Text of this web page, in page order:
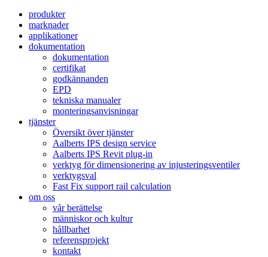
produkter
marknader
applikationer
dokumentation
dokumentation
certifikat
godkännanden
EPD
tekniska manualer
monteringsanvisningar
tjänster
Översikt över tjänster
Aalberts IPS design service
Aalberts IPS Revit plug-in
verktyg för dimensionering av injusteringsventiler
verktygsval
Fast Fix support rail calculation
om oss
vår berättelse
människor och kultur
hållbarhet
referensprojekt
kontakt